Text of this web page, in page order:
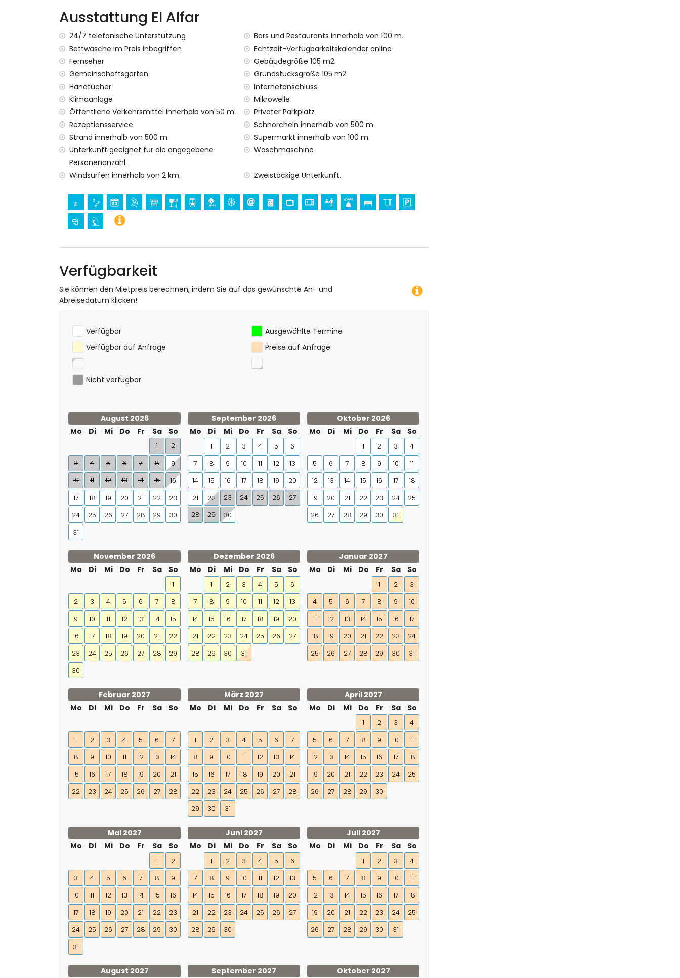
keine Haustiere erlaubt
Ausstattung und Leistungen im Mietpreis des Hauses enthalten
Bettwäsche und Handtücher
Telefonische Nothilfe rund um die Uhr
WLAN
Funktionen und Dienste mit zusätzlichem Preis
Reinigungsservice, Wäscheservice
Kinderbett/Babybett (auf Anfrage)
Unterhaltungs- und Freizeitaktivitäten für Ihren Urlaub in Denia, Alicante
Bar (innerhalb von 500 Metern vom Haus)
Diskothek, Nachtclub und Promenade (Denia)
Sehenswürdigkeiten und Kultur in Denia, Alicante
Museum (Denia), Kirche (Denia), Schloss (Denia), Monument (Denia), architektonisches Gebäude
(Denia) und historische Stätte (Denia) (innerhalb von 5 Kilometern des Hauses)
Sportliche Aktivitäten
Hauses)
Golf (La Sella und Oliva Nova) (weniger als 10 Kilometer vom Haus entfernt)
Kajakfahren (innerhalb von 10 Kilometern des Hauses)
Kanufahren (innerhalb von 50 Kilometern des Hauses)
Ausstattung El Alfar
24/7 telefonische Unterstützung
Bars und Restaurants innerhalb von 100 m.
Bettwäsche im Preis inbegriffen
Echtzeit-Verfügbarkeitskalender online
Fernseher
Gebäudegröße 105 m2.
Gemeinschaftsgarten
Grundstücksgröße 105 m2.
Handtücher
Internetanschluss
Klimaanlage
Mikrowelle
Öffentliche Verkehrsmittel innerhalb von 50 m.
Privater Parkplatz
Rezeptionsservice
Schnorcheln innerhalb von 500 m.
Strand innerhalb von 500 m.
Supermarkt innerhalb von 100 m.
Unterkunft geeignet für die angegebene
Personenanzahl.
Waschmaschine
Windsurfen innerhalb von 2 km. Zweistöckige Unterkunft.
Verfügbarkeit
Sie können den Mietpreis berechnen, indem Sie auf das gewünschte An- und
Abreisedatum klicken!
Verfügbar
Ausgewählte Termine
Verfügbar auf Anfrage
Preise auf Anfrage
Nicht verfügbar
August 2026
Mo
Di Mi Do Fr Sa So
1
2
3
4 5 6 7 8
9
10
11 12 13 14 15
16
17
18 19 20 21 22
23
24
25 26 27 28 29
30
31
September 2026
Mo
Di Mi Do Fr Sa So
1 2 3 4 5
6
7
8 9 10 11 12
13
14
15 16 17 18 19
20
21
22 23 24 25 26
27
28
29 30
Oktober 2026
Mo
Di Mi Do Fr Sa So
1 2 3
4
5
6 7 8 9 10
11
12
13 14 15 16 17
18
19
20 21 22 23 24
25
26
27 28 29 30 31
November 2026
Mo
Di Mi Do Fr Sa So
1
2
3 4 5 6 7
8
9
10 11 12 13 14
15
16
17 18 19 20 21
22
23
24 25 26 27 28
29
30
Dezember 2026
Mo
Di Mi Do Fr Sa So
1 2 3 4 5
6
7
8 9 10 11 12
13
14
15 16 17 18 19
20
21
22 23 24 25 26
27
28
29 30 31
Januar 2027
Mo
Di Mi Do Fr Sa So
1 2
3
4
5 6 7 8 9
10
11
12 13 14 15 16
17
18
19 20 21 22 23
24
25
26 27 28 29 30 31
Februar 2027
Mo
Di Mi Do Fr Sa So
1 2 3 4 5 6
7
8
9 10 11 12 13
14
15
16 17 18 19 20
21
22
23 24 25 26 27 28
März 2027
Mo
Di Mi Do Fr Sa So
1 2 3 4 5 6
7
8
9 10 11 12 13
14
15
16 17 18 19 20
21
22
23 24 25 26 27
28
29
30 31
April 2027
Mo
Di Mi Do Fr Sa So
1 2 3
4
5
6 7 8 9 10
11
12
13 14 15 16 17
18
19
20 21 22 23 24
25
26
27 28 29 30
Mai 2027
Mo
Di Mi Do Fr Sa So
1
2
3
4 5 6 7 8
9
10
11 12 13 14 15
16
17
18 19 20 21 22
23
24
25 26 27 28 29
30
31
Juni 2027
Mo
Di Mi Do Fr Sa So
1 2 3 4 5
6
7
8 9 10 11 12
13
14
15 16 17 18 19
20
21
22 23 24 25 26
27
28
29 30
Juli 2027
Mo
Di Mi Do Fr Sa So
1 2 3
4
5
6 7 8 9 10
11
12
13 14 15 16 17
18
19
20 21 22 23 24
25
26
27 28 29 30 31
August 2027 September 2027 Oktober 2027